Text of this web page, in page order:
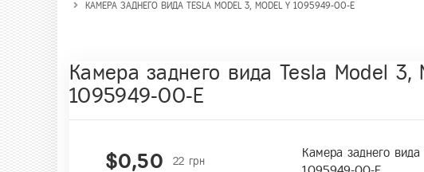
КАМЕРА ЗАДНЕГО ВИДА TESLA MODEL 3, MODEL Y 1095949-00-E
Камера заднего вида Tesla Model 3,
1095949-00-E
$0,50 22 грн
Камера заднего